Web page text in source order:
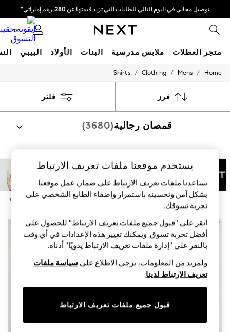
توصيل مجاني في اليوم التالي للطلبات التي تزيد قيمتها عن 280درهم إماراتي*
نحن نقوم بدفع جميع الرسوم 0
متجر العطلات ملابس مدرسية البنات الأولاد البيبي
HOLIDAY SHOP
Modest Holiday Outfits
Occasionwear
Sunset Styles
Dresses
Occasionwear
Sets & Outfits
Linen Collection
Swimwear & Beachwear
Tops & T-Shirts
Sandals & Sliders
Jumpsuits & Playsuits
Shorts & Skirts
Sun Safe
Sun Hats & Caps
Sunglasses
Women's Holiday Shop
Women's Travel Styles
Dresses
Home
/
Mens
/
Clothing
/
Shirts
فرز فلتر
قمصان رجالية(3680)
القمصان
طقم شورتات و تي شيرتات
Next عادي ضيق كم قصير كم طويل كتان
يستخدم موقعنا ملفات تعريف الارتباط
تساعدنا ملفات تعريف الارتباط على ضمان عمل موقعنا
بشكل آمن وتحسينه باستمرار وإضفاء الطابع الشخصي على
تجربة تسوقك.‏
انقر على "قبول جميع ملفات تعريف الارتباط" للحصول على
أفضل تجربة تسوق. ويمكنك تغيير هذه الإعدادات في أي وقت
بالنقر على "إدارة ملفات تعريف الارتباط يدويًا" أدناه.
ولمزيد من المعلومات، يرجى الاطلاع على سياسة ملفات
تعريف الارتباط لدينا.
قبول جميع ملفات تعريف الارتباط